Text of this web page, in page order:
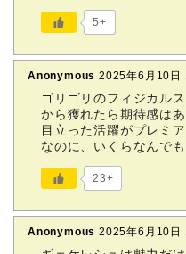
5+
Anonymous 2025年6月10日
ゴリゴリのフィジカル
から獲れたら期待感は
目立った活躍がプレミ
なのに、いくらなんで
23+
Anonymous 2025年6月10日